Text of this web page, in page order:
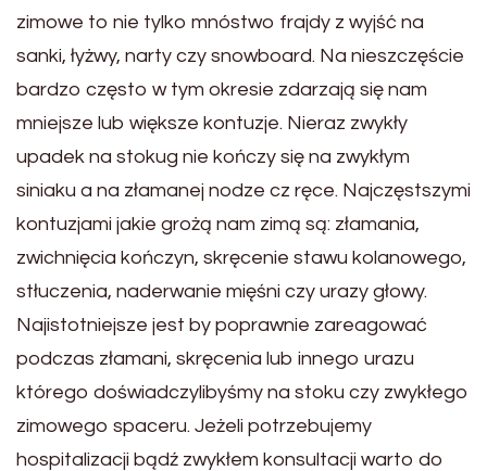
zimowe to nie tylko mnóstwo frajdy z wyjść na
sanki, łyżwy, narty czy snowboard. Na nieszczęście
bardzo często w tym okresie zdarzają się nam
mniejsze lub większe kontuzje. Nieraz zwykły
upadek na stokug nie kończy się na zwykłym
siniaku a na złamanej nodze cz ręce. Najczęstszymi
kontuzjami jakie grożą nam zimą są: złamania,
zwichnięcia kończyn, skręcenie stawu kolanowego,
stłuczenia, naderwanie mięśni czy urazy głowy.
Najistotniejsze jest by poprawnie zareagować
podczas złamani, skręcenia lub innego urazu
którego doświadczylibyśmy na stoku czy zwykłego
zimowego spaceru. Jeżeli potrzebujemy
hospitalizacji bądź zwykłem konsultacji warto do